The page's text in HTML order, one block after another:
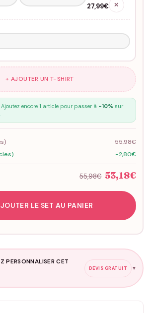
27,99€ ✕
+ AJOUTER UN T-SHIRT
Ajoutez encore 1 article pour passer à -10% sur
55,98€
-2,80€
55,98€ 53,18€
LE SET AU PANIER
PERSONNALISER CET
DEVIS GRATUIT ▼
sur mesure